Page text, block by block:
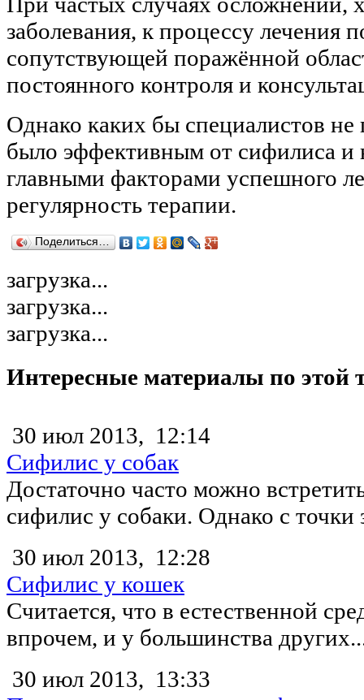
заболевания, к процессу лечения
сопутствующей поражённой
постоянного контроля и
Однако каких бы специалистов
было эффективным от сифилиса и
главными факторами успешного
регулярность терапии.
Поделиться…
загрузка...
загрузка...
загрузка...
Интересные материалы по этой
30 июл 2013, 12:14
Сифилис у собак
Достаточно часто можно
сифилис у собаки. Однако с точки
30 июл 2013, 12:28
Сифилис у кошек
Считается, что в естественной
впрочем, и у большинства
30 июл 2013, 13:33